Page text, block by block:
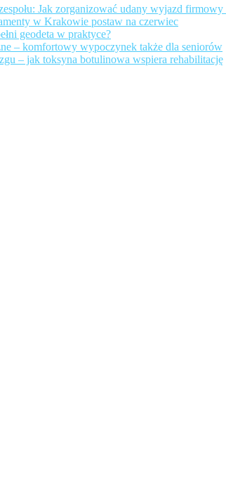
Jak zorganizować udany wyjazd firmowy
w Krakowie postaw na czerwiec
geodeta w praktyce?
– komfortowy wypoczynek także dla seniorów
– jak toksyna botulinowa wspiera rehabilitację